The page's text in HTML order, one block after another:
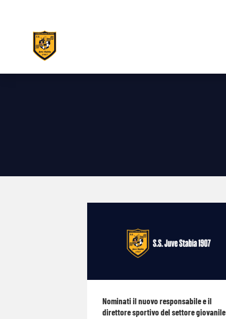
Nominati il nuovo responsabile e il
direttore sportivo del settore giovanile